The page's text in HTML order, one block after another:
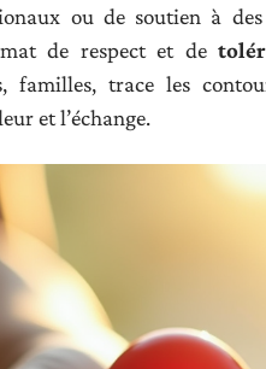
ou de soutien à
de respect et de
familles, trace les
et l’échange.